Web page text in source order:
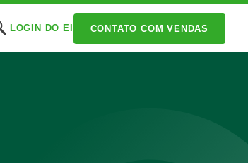
LOGIN DO EI CONTATO COM VENDAS